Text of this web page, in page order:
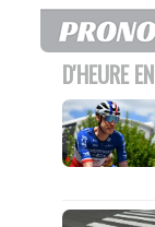
D'HEURE